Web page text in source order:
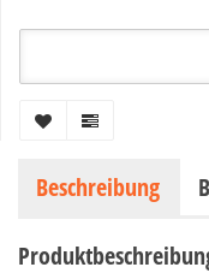
Beschreibung